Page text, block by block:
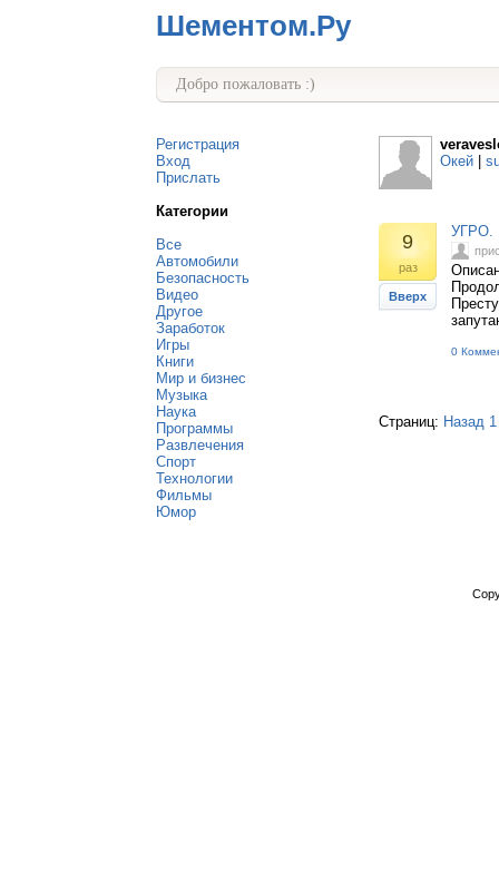
Шементом.Ру
Добро пожаловать :)
Регистрация
Вход
Прислать
Категории
Все
Автомобили
Безопасность
Видео
Другое
Заработок
Игры
Книги
Мир и бизнес
Музыка
Наука
Программы
Развлечения
Спорт
Технологии
Фильмы
Юмор
Окей
9
раз
Вверх
0
Страниц: Назад 1